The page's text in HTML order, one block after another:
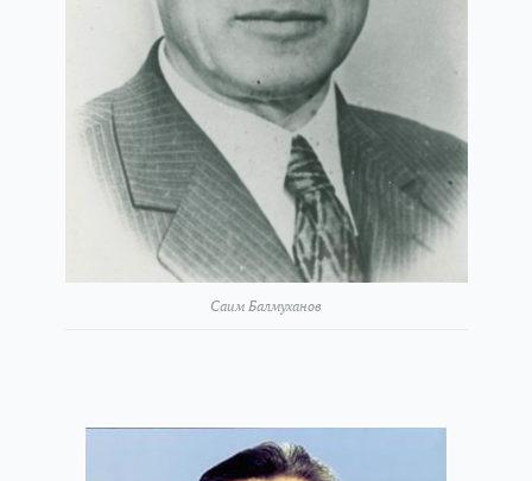
Саим Балмуханов